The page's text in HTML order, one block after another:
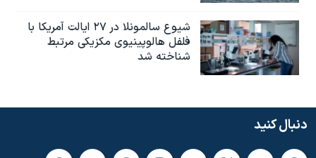
شیوع سالمونلا در ۲۷ ایالت آمریکا با
فلفل هالوپینیوی مکزیکی مرتبط
شناخته شد
دنبال کنید